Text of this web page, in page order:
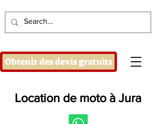
Obtenir des devis gratuits
Location de moto à Jura